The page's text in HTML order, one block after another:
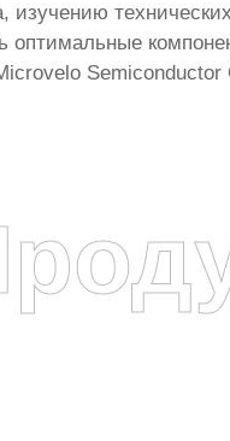
Semiconductor